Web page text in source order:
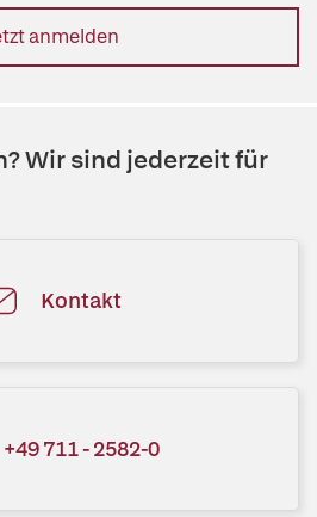
anmelden
Wir sind jederzeit für
Kontakt
+49 711 - 2582-0